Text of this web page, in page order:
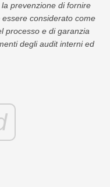
prevenzione di fornire
considerato come
processo e di garanzia
degli audit interni ed